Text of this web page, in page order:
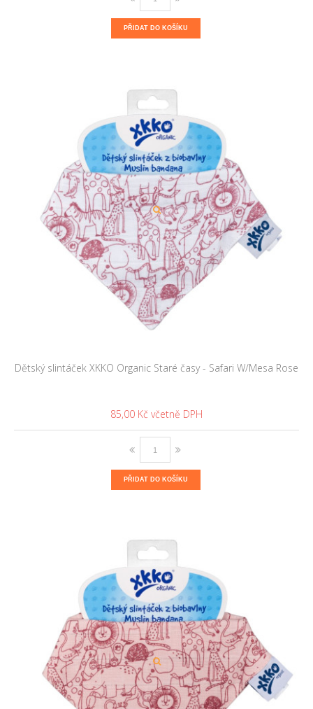
PŘIDAT DO KOŠÍKU
Dětský slintáček XKKO Organic Staré časy - Safari W/Mesa Rose
85,00 Kč
PŘIDAT DO KOŠÍKU